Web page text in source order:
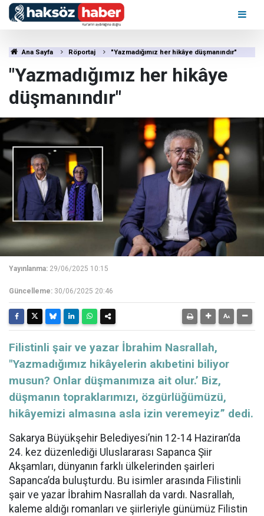
Ana Sayfa Röportaj "Yazmadığımız her hikâye düşmanındır"
"Yazmadığımız her hikâye
düşmanındır"
Yayınlanma: 29/06/2025 10:15
Güncelleme: 30/06/2025 20:46
Filistinli şair ve yazar İbrahim Nasrallah,
"Yazmadığımız hikâyelerin akıbetini biliyor
musun? Onlar düşmanımıza ait olur.’ Biz,
düşmanın topraklarımızı, özgürlüğümüzü,
hikâyemizi almasına asla izin veremeyiz” dedi.
Sakarya Büyükşehir Belediyesi’nin 12-14 Haziran’da
24. kez düzenlediği Uluslararası Sapanca Şiir
Akşamları, dünyanın farklı ülkelerinden şairleri
Sapanca’da buluşturdu. Bu isimler arasında Filistinli
şair ve yazar İbrahim Nasrallah da vardı. Nasrallah,
kaleme aldığı romanları ve şiirleriyle günümüz Filistin